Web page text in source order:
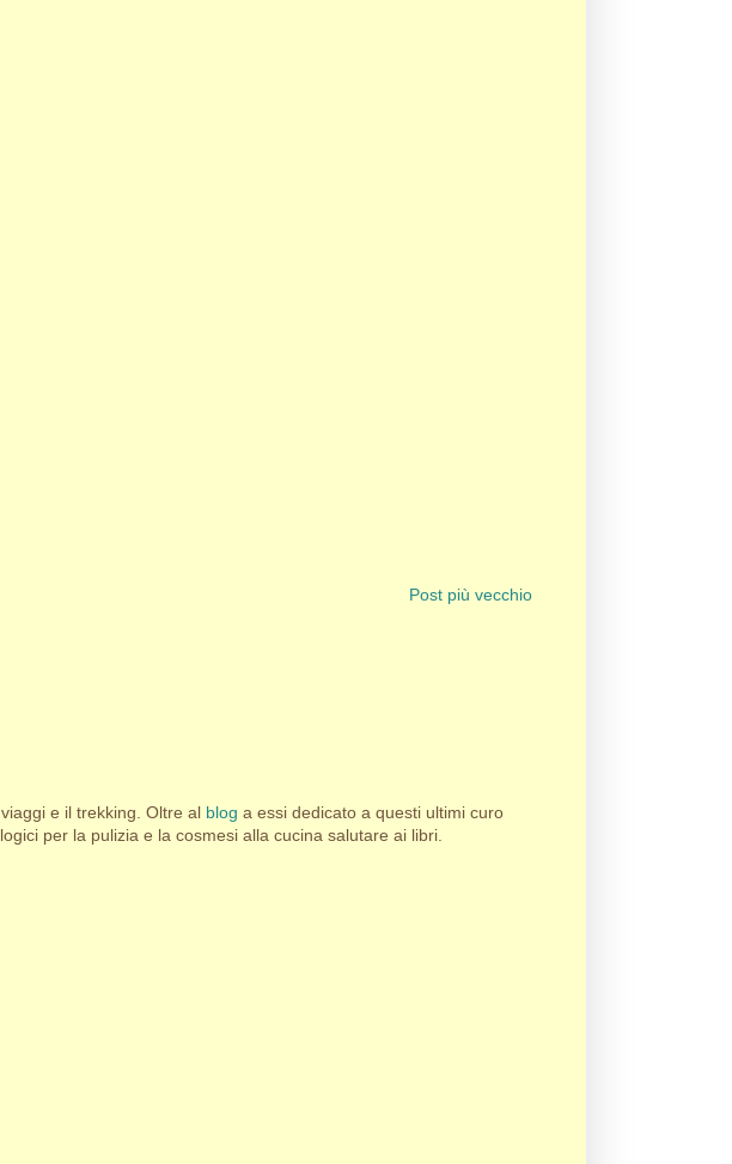
Post più vecchio
e il trekking. Oltre al blog a essi dedicato a questi ultimi curo
per la pulizia e la cosmesi alla cucina salutare ai libri.